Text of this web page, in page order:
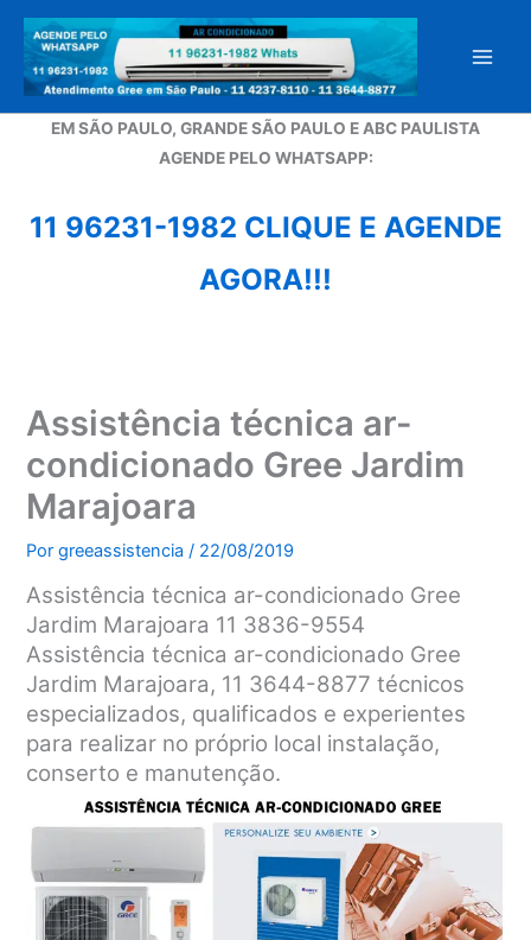
para
conteúdo
EM SÃO PAULO, GRANDE SÃO PAULO E ABC PAULISTA
AGENDE PELO WHATSAPP:
11 96231-1982 CLIQUE E AGENDE
AGORA!!!
Assistência técnica ar-
condicionado Gree Jardim
Marajoara
Porgreeassistencia/ 22/08/2019
Assistência técnica ar-condicionado Gree
Jardim Marajoara 11 3836-9554
Assistência técnica ar-condicionado Gree
Jardim Marajoara, 11 3644-8877 técnicos
especializados, qualificados e experientes
para realizar no próprio local instalação,
conserto e manutenção.